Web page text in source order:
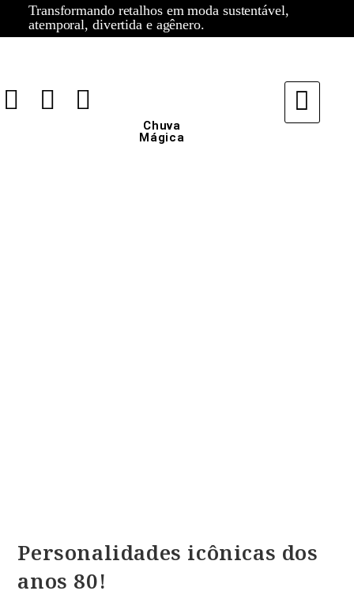
Transformando retalhos em moda sustentável,
atemporal, divertida e agênero.
Chuva
Mágica
Personalidades icônicas dos
anos 80!